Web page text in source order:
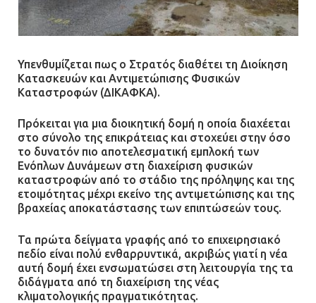
Υπενθυμίζεται πως ο Στρατός διαθέτει τη Διοίκηση
Κατασκευών και Αντιμετώπισης Φυσικών
Καταστροφών (ΔΙΚΑΦΚΑ).
Πρόκειται για μια διοικητική δομή η οποία διαχέεται
στο σύνολο της επικράτειας και στοχεύει στην όσο
το δυνατόν πιο αποτελεσματική εμπλοκή των
Ενόπλων Δυνάμεων στη διαχείριση φυσικών
καταστροφών από το στάδιο της πρόληψης και της
ετοιμότητας μέχρι εκείνο της αντιμετώπισης και της
βραχείας αποκατάστασης των επιπτώσεών τους.
Τα πρώτα δείγματα γραφής από το επιχειρησιακό
πεδίο είναι πολύ ενθαρρυντικά, ακριβώς γιατί η νέα
αυτή δομή έχει ενσωματώσει στη λειτουργία της τα
διδάγματα από τη διαχείριση της νέας
κλιματολογικής πραγματικότητας.